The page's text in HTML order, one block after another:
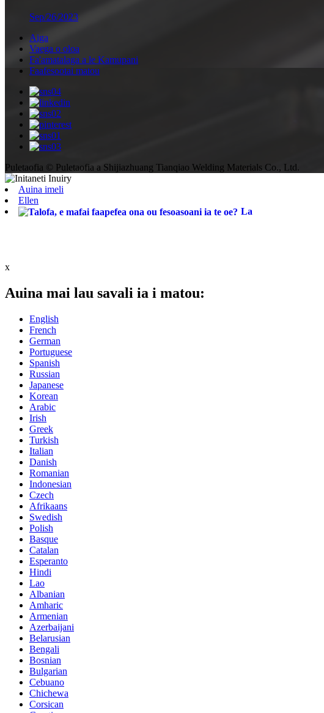
Sep/26/2023
Aiga
Vaega o oloa
Fa'amatalaga a le Kamupani
Faafesootai matou
Puletaofia © Puletaofia a Shijiazhuang Tianqiao Welding Materials Co., Ltd.
Auina imeli
Ellen
La
x
Auina mai lau savali ia i matou:
English
French
German
Portuguese
Spanish
Russian
Japanese
Korean
Arabic
Irish
Greek
Turkish
Italian
Danish
Romanian
Indonesian
Czech
Afrikaans
Swedish
Polish
Basque
Catalan
Esperanto
Hindi
Lao
Albanian
Amharic
Armenian
Azerbaijani
Belarusian
Bengali
Bosnian
Bulgarian
Cebuano
Chichewa
Corsican